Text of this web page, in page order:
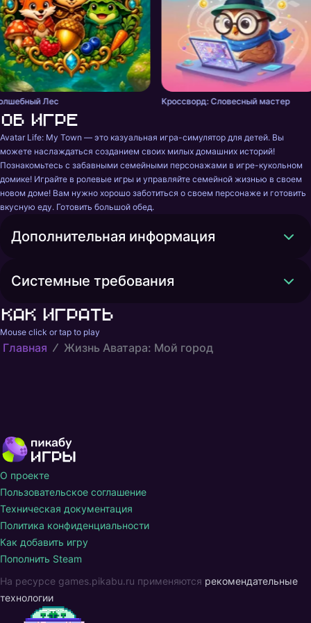
Лес Кроссворд: Словесный мастер
Об игре
Avatar Life: My Town — это казуальная игра-симулятор для детей. Вы
можете наслаждаться созданием своих милых домашних историй!
Познакомьтесь с забавными семейными персонажами в игре-кукольном
домике! Играйте в ролевые игры и управляйте семейной жизнью в своем
новом доме! Вам нужно хорошо заботиться о своем персонаже и готовить
вкусную еду. Готовить большой обед.
Дополнительная информация
Системные требования
Как играть
Mouse click or tap to play
Главная Жизнь Аватара: Мой город
О проекте
Пользовательское соглашение
Техническая документация
Политика конфиденциальности
Как добавить игру
Пополнить Steam
На ресурсе games.pikabu.ru применяются рекомендательные
технологии